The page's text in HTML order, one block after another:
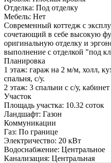
Отделка: Под отделку
Мебель: Нет
Современный коттедж с
сочетающий в себе высокую
оригинальную отделку и
выполнение с отделкой "под
Планировка
1 этаж: гараж на 2 м/м, холл,
спальня, с/у.
2 этаж: 3 спальни с с/у, кабинет
Участок
Площадь участка: 10.32 соток
Ландшафт: Газон
Коммуникации
Газ: По границе
Электричество: 20 кВт
Водоснабжение: Центральное
Канализация: Центральная